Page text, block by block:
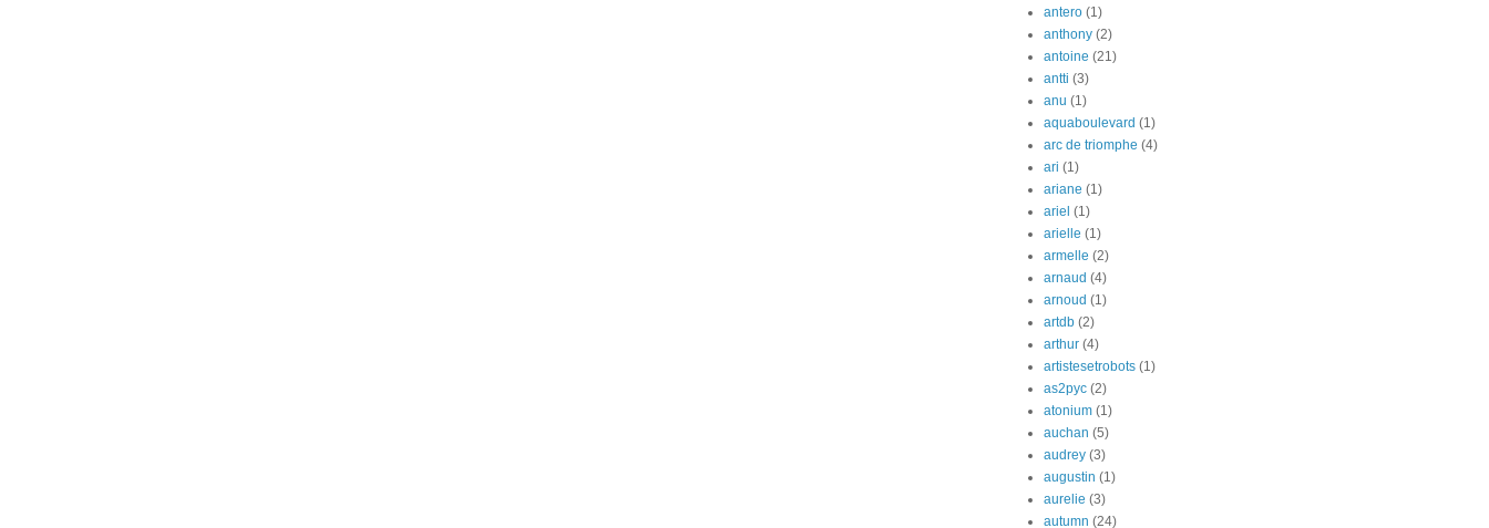
antero (1)
anthony (2)
antoine (21)
antti (3)
anu (1)
aquaboulevard (1)
arc de triomphe (4)
ari (1)
ariane (1)
ariel (1)
arielle (1)
armelle (2)
arnaud (4)
arnoud (1)
artdb (2)
arthur (4)
artistesetrobots (1)
as2pyc (2)
atonium (1)
auchan (5)
audrey (3)
augustin (1)
aurelie (3)
autumn (24)